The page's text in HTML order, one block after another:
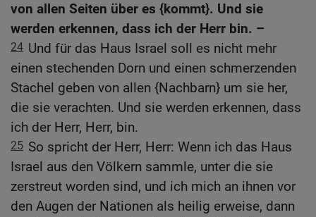
von allen Seiten über es {kommt}. Und sie
werden erkennen, dass ich der Herr bin. –
24 Und für das Haus Israel soll es nicht mehr
einen stechenden Dorn und einen schmerzenden
Stachel geben von allen {Nachbarn} um sie her,
die sie verachten. Und sie werden erkennen, dass
ich der Herr, Herr, bin.
25 So spricht der Herr, Herr: Wenn ich das Haus
Israel aus den Völkern sammle, unter die sie
zerstreut worden sind, und ich mich an ihnen vor
den Augen der Nationen als heilig erweise, dann